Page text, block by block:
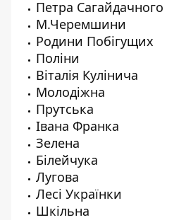
Петра Сагайдачного
М.Черемшини
Родини Побігущих
Поліни
Віталія Кулінича
Молодіжна
Прутська
Івана Франка
Зелена
Білейчука
Лугова
Лесі Українки
Шкільна